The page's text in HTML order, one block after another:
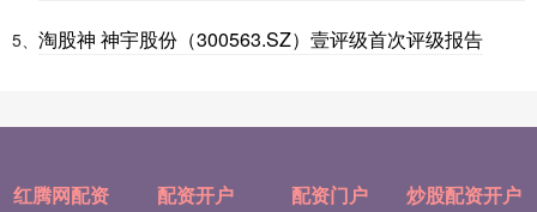
5、 淘股神 神宇股份（300563.SZ）壹评级首次评级报告
红腾网配资 配资开户 配资门户 炒股配资开户